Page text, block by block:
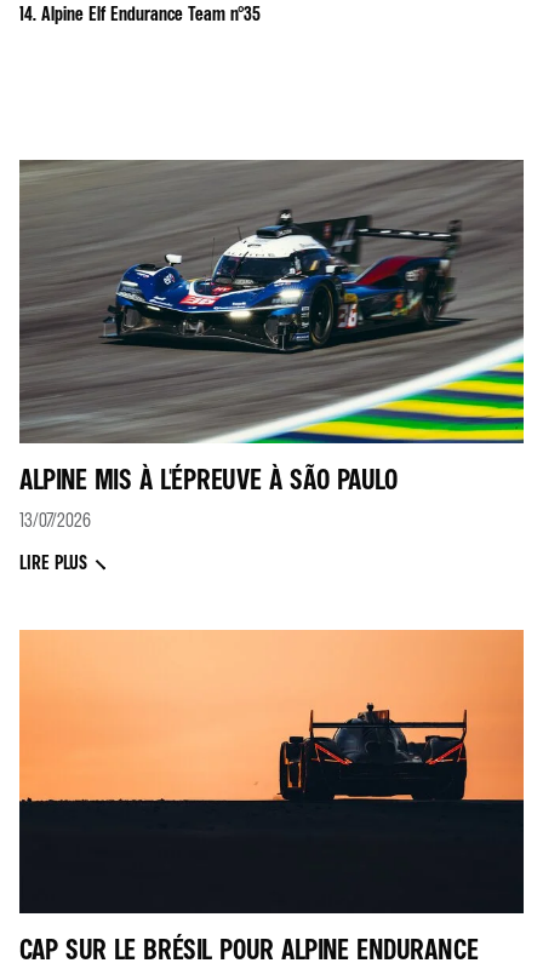
14. Alpine Elf Endurance Team n°35
ALPINE MIS À L'ÉPREUVE À SÃO PAULO
13/07/2026
LIRE PLUS
CAP SUR LE BRÉSIL POUR ALPINE ENDURANCE